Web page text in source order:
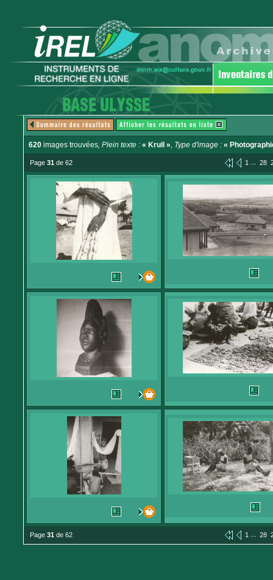
620 images trouvées, Plein texte : « Krull », Type d'image : «
Page 31 de 62 1 ... 28
Page 31 de 62 1 ... 28